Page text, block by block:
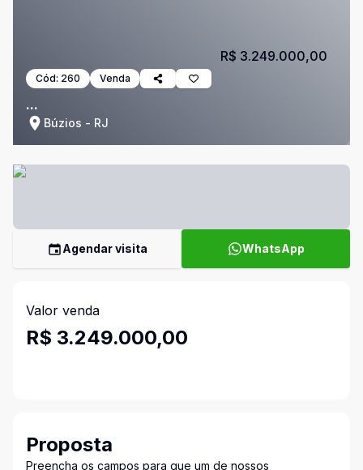
Cód: 260 Venda
...
Búzios - RJ
R$ 3.249.000,00
Agendar visita WhatsApp
Valor venda
R$ 3.249.000,00
Proposta
Preencha os campos para que um de nossos